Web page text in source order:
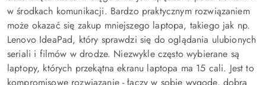
w środkach komunikacji. Bardzo praktycznym rozwiązaniem
może okazać się zakup mniejszego laptopa, takiego jak np.
Lenovo IdeaPad, który sprawdzi się do oglądania ulubionych
seriali i filmów w drodze. Niezwykle często wybierane są
laptopy, których przekątna ekranu laptopa ma 15 cali. Jest to